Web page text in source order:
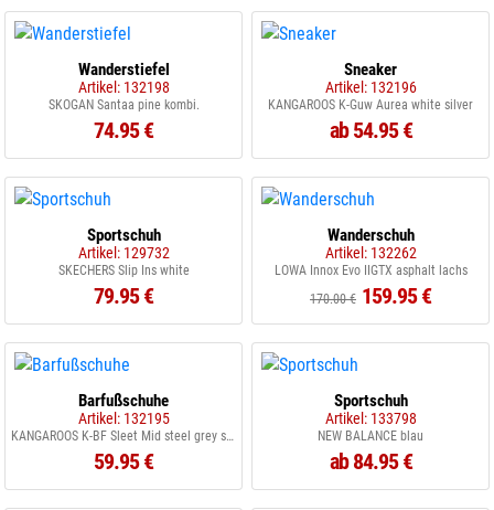
Wanderstiefel
Artikel: 132198
SKOGAN Santaa pine kombi.
74.95 €
Sneaker
Artikel: 132196
KANGAROOS K-Guw Aurea white silver
ab 54.95 €
Sportschuh
Artikel: 129732
SKECHERS Slip Ins white
79.95 €
Wanderschuh
Artikel: 132262
LOWA Innox Evo IIGTX asphalt lachs
170.00 € 159.95 €
Barfußschuhe
Artikel: 132195
KANGAROOS K-BF Sleet Mid steel grey silver
59.95 €
Sportschuh
Artikel: 133798
NEW BALANCE blau
ab 84.95 €